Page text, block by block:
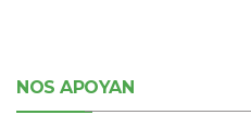
NOS APOYAN